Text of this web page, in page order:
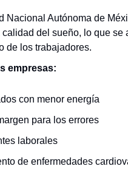
Nacional Autónoma de
del sueño, lo que se
de los trabajadores.
empresas:
con menor energía
para los errores
laborales
de enfermedades